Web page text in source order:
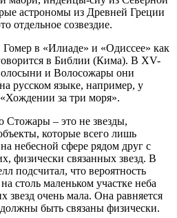
астрономы из Древней Греции
отдельное созвездие.
в «Илиаде» и «Одиссее» как
в Библии (Кима). В XV-
и Волосожары они
русском языке, например, у
за три моря».
Стожары – это не звезды,
которые всего лишь
небесной сфере рядом друг с
физически связанных звезд. В
подсчитал, что вероятность
столь маленьком участке неба
звезд очень мала. Она равняется
быть связаны физически.